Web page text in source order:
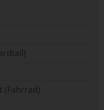
(Fahrrad)